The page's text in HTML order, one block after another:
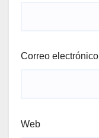
Correo electrónico
Web